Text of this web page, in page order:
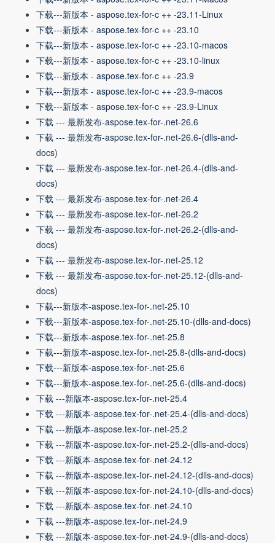
下载---新版本 - aspose.tex-for-c ++ -23.11-Linux
下载---新版本 - aspose.tex-for-c ++ -23.10
下载---新版本 - aspose.tex-for-c ++ -23.10-macos
下载---新版本 - aspose.tex-for-c ++ -23.10-linux
下载---新版本 - aspose.tex-for-c ++ -23.9
下载---新版本 - aspose.tex-for-c ++ -23.9-macos
下载---新版本 - aspose.tex-for-c ++ -23.9-Linux
下载 --- 最新发布-aspose.tex-for-.net-26.6
下载 --- 最新发布-aspose.tex-for-.net-26.6-(dlls-and-
docs)
下载 --- 最新发布-aspose.tex-for-.net-26.4-(dlls-and-
docs)
下载 --- 最新发布-aspose.tex-for-.net-26.4
下载 --- 最新发布-aspose.tex-for-.net-26.2
下载 --- 最新发布-aspose.tex-for-.net-26.2-(dlls-and-
docs)
下载 --- 最新发布-aspose.tex-for-.net-25.12
下载 --- 最新发布-aspose.tex-for-.net-25.12-(dlls-and-
docs)
下载---新版本-aspose.tex-for-.net-25.10
下载---新版本-aspose.tex-for-.net-25.10-(dlls-and-docs)
下载---新版本-aspose.tex-for-.net-25.8
下载---新版本-aspose.tex-for-.net-25.8-(dlls-and-docs)
下载---新版本-aspose.tex-for-.net-25.6
下载---新版本-aspose.tex-for-.net-25.6-(dlls-and-docs)
下载 ---新版本-aspose.tex-for-.net-25.4
下载 ---新版本-aspose.tex-for-.net-25.4-(dlls-and-docs)
下载 ---新版本-aspose.tex-for-.net-25.2
下载 ---新版本-aspose.tex-for-.net-25.2-(dlls-and-docs)
下载 ---新版本-aspose.tex-for-.net-24.12
下载 ---新版本-aspose.tex-for-.net-24.12-(dlls-and-docs)
下载 ---新版本-aspose.tex-for-.net-24.10-(dlls-and-docs)
下载 ---新版本-aspose.tex-for-.net-24.10
下载 ---新版本-aspose.tex-for-.net-24.9
下载 ---新版本-aspose.tex-for-.net-24.9-(dlls-and-docs)